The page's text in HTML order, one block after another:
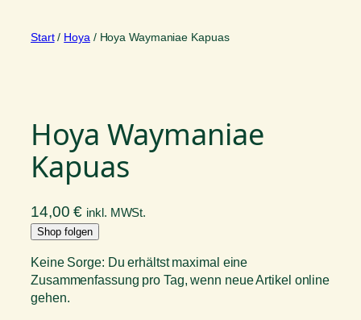
Start/ Hoya / Hoya Waymaniae Kapuas
Hoya Waymaniae
Kapuas
14,00€ inkl. MWSt.
Shop folgen
Keine Sorge: Du erhältst maximal eine
Zusammenfassung pro Tag, wenn neue Artikel online
gehen.